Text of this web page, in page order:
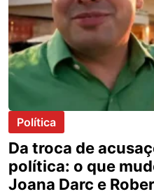
Política
Da troca de
política: o que
Joana Darc e